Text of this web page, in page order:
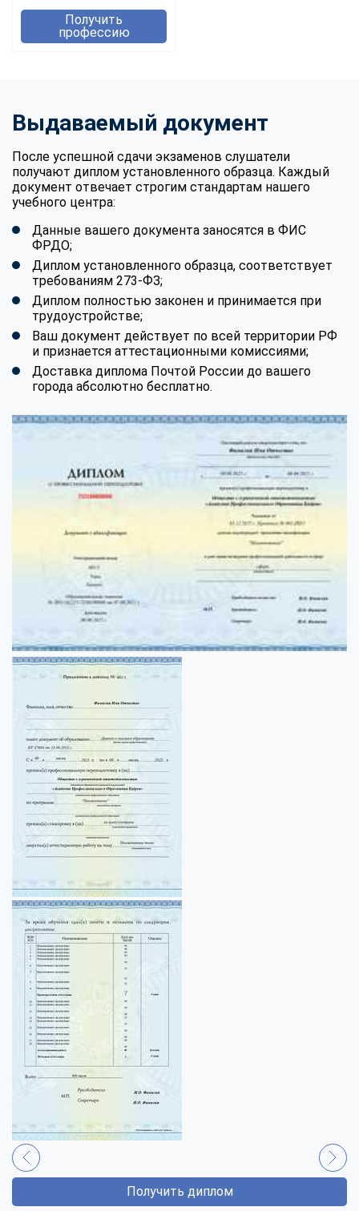
Получить
профессию
Выдаваемый документ
После успешной сдачи экзаменов слушатели
получают диплом установленного образца. Каждый
документ отвечает строгим стандартам нашего
учебного центра:
Данные вашего документа заносятся в ФИС
ФРДО;
Диплом установленного образца, соответствует
требованиям 273-ФЗ;
Диплом полностью законен и принимается при
трудоустройстве;
Ваш документ действует по всей территории РФ
и признается аттестационными комиссиями;
Доставка диплома Почтой России до вашего
города абсолютно бесплатно.
Получить диплом